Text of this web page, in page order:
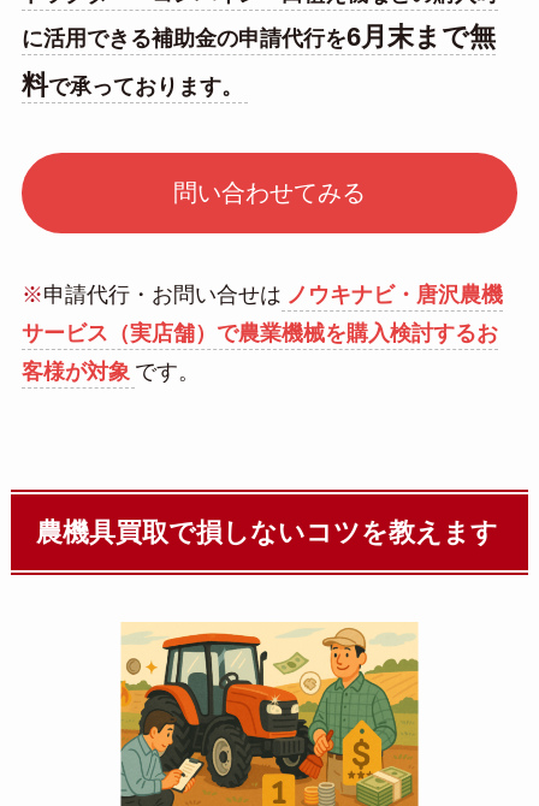
に活用できる補助金の申請代行を6月末まで無
料で承っております。
問い合わせてみる
※申請代行・お問い合せは ノウキナビ・唐沢農機
サービス（実店舗）で農業機械を購入検討するお
客様が対象 です。
農機具買取で損しないコツを教えます